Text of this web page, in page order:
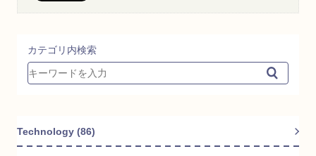
カテゴリ内検索
Technology (86)